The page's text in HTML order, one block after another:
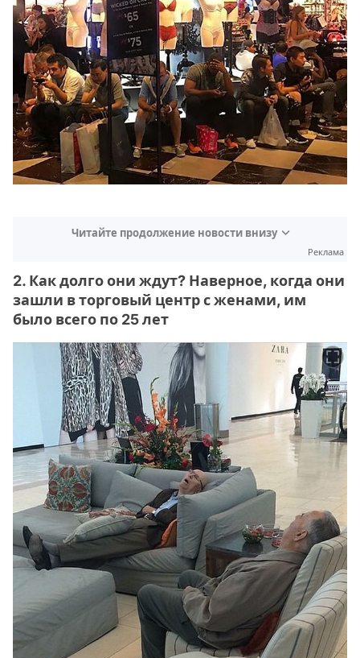
Читайте продолжение новости внизу
Реклама
2. Как долго они ждут? Наверное, когда они
зашли в торговый центр с женами, им
было всего по 25 лет